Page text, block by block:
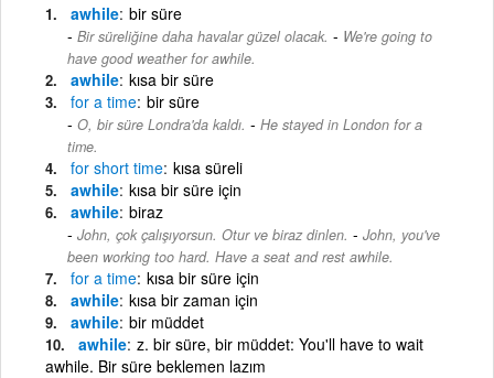
awhile bir süre
Bir süreliğine daha havalar güzel olacak. - We're going to
have good weather for awhile.
awhile kısa bir süre
for a time bir süre
O, bir süre Londra'da kaldı. - He stayed in London for a
time.
for short time kısa süreli
awhile kısa bir süre için
awhile biraz
John, çok çalışıyorsun. Otur ve biraz dinlen. - John, you've
been working too hard. Have a seat and rest awhile.
for a time kısa bir süre için
awhile kısa bir zaman için
awhile bir müddet
awhile z. bir süre, bir müddet: You'll have to wait
awhile. Bir süre beklemen lazım